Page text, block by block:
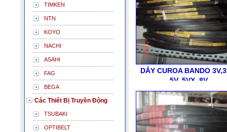
TIMKEN
NTN
KOYO
NACHI
ASAHI
FAG
BEGA
Các Thiết Bị Truyền Động
TSUBAKI
OPTIBELT
DÂY CUROA BANDO
5V, 5VX, 8V